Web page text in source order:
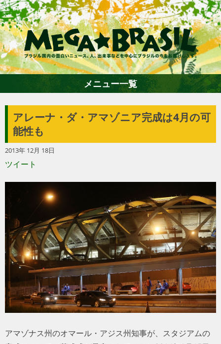
エンターテイメント
グルメ
トラベル
サッカー
PEOPLE
ビジネス
コラム
メニュー一覧
アレーナ・ダ・アマゾニア完成は4月の可
能性も
2013年 12月 18日
ツイート
アマゾナス州のオマール・アジス州知事が、スタジアムの